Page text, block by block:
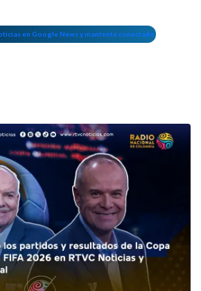
en Google News y mantente conectado